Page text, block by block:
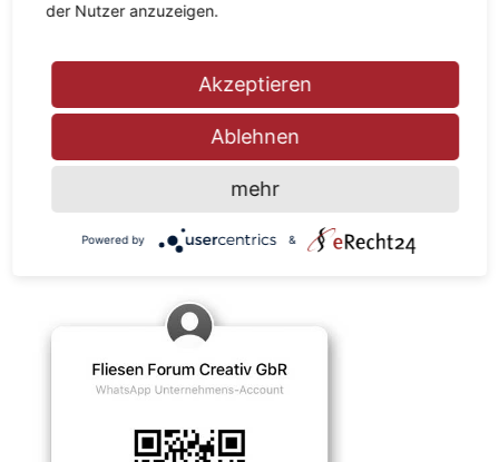
Fliesen Forum Creativ GbR
49401 Damme
Telefon: 0 54 91 - 97 64 41
Telefax: 0 54 91 - 97 64 42
info@fliesen-forum-creativ.de
der Nutzer anzuzeigen.
Akzeptieren
Ablehnen
mehr
Powered by &